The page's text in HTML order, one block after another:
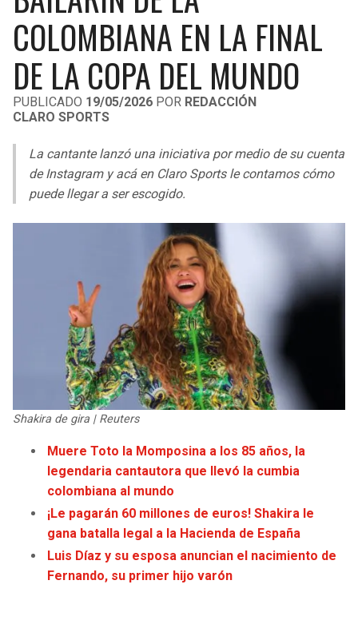
LIGA DE EXPANSIÓN MX
LEAGUES CUP
UEFA EUROPA LEAGUE
UEFA CONFERENCE LEAGUE
MLS
COPA LIBERTADORES
COPA SUDAMERICANA
LIGA BETPLAY
OTRAS LIGAS
CHARGERS
RAVENS
JAGUARS
TITANS
COWBOYS
GIANTS
EAGLES
COMMANDERS
CAVALIERS
PISTONS
PACERS
MAGIC
WIZARDS
WARRIORS
CLIPPERS
LAKERS
SUNS
KINGS
COLOMBIANA EN LA FINAL
DE LA COPA DEL MUNDO
PUBLICADO 19/05/2026 POR REDACCIÓN
CLARO SPORTS
La cantante lanzó una iniciativa por medio de su cuenta
de Instagram y acá en Claro Sports le contamos cómo
puede llegar a ser escogido.
Shakira de gira | Reuters
Muere Toto la Momposina a los 85 años, la
legendaria cantautora que llevó la cumbia
colombiana al mundo
¡Le pagarán 60 millones de euros! Shakira le
gana batalla legal a la Hacienda de España
Luis Díaz y su esposa anuncian el nacimiento de
Fernando, su primer hijo varón